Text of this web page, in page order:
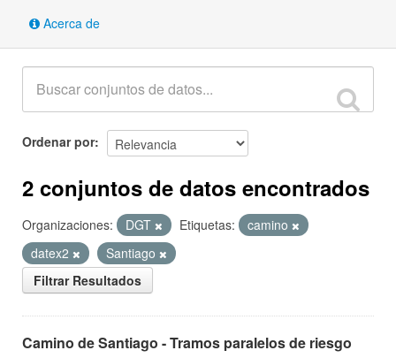
Acerca de
Ordenar por
2 conjuntos de datos encontrados
Organizaciones: DGT Etiquetas:
camino
datex2
Santiago
Filtrar Resultados
Camino de Santiago - Tramos paralelos de riesgo